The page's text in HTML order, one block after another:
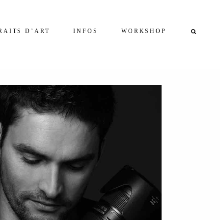
D’ART INFOS WORKSHOP